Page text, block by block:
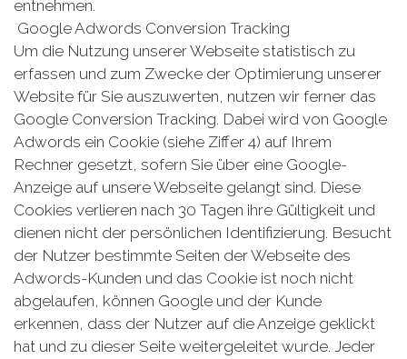
entnehmen.
Google Adwords Conversion Tracking
Um die Nutzung unserer Webseite statistisch zu
erfassen und zum Zwecke der Optimierung unserer
Website für Sie auszuwerten, nutzen wir ferner das
Google Conversion Tracking. Dabei wird von Google
Adwords ein Cookie (siehe Ziffer 4) auf Ihrem
Rechner gesetzt, sofern Sie über eine Google-
Anzeige auf unsere Webseite gelangt sind. Diese
Cookies verlieren nach 30 Tagen ihre Gültigkeit und
dienen nicht der persönlichen Identifizierung. Besucht
der Nutzer bestimmte Seiten der Webseite des
Adwords-Kunden und das Cookie ist noch nicht
abgelaufen, können Google und der Kunde
erkennen, dass der Nutzer auf die Anzeige geklickt
hat und zu dieser Seite weitergeleitet wurde. Jeder